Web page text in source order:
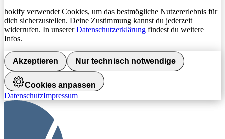
hokify verwendet Cookies, um das bestmögliche Nutzererlebnis für
dich sicherzustellen. Deine Zustimmung kannst du jederzeit
widerrufen. In unsererDatenschutzerklärung findest du weitere
Infos.
Akzeptieren Nur technisch notwendige
Cookies anpassen
DatenschutzImpressum